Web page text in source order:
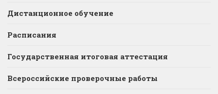
Дистанционное обучение
Расписания
Государственная итоговая аттестация
Всероссийские проверочные работы